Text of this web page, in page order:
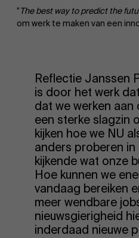
“The best way to predict the
om werk te maken van een
Reflectie Janssen
is door het werk
dat we werken aan
een sterke slagzin
kijken hoe we NU
anders proberen in
kijkende wat onze
Hoe kunnen we
vandaag bereiken
meer wendbare
nieuwsgierigheid
inderdaad nieuwe